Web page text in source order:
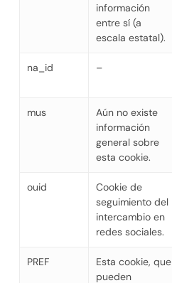
información
entre sí (a
escala estatal).
na_id –
mus
Aún no existe
información
general sobre
esta cookie.
ouid
Cookie de
seguimiento del
intercambio en
redes sociales.
PREF
Esta cookie, que
pueden